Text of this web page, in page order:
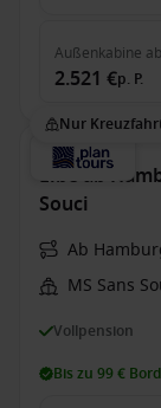
Außenkabine ab
2.521 €p. P.
Nur
Elbe ab
Souci
Ab
MS Sans
Vollpension
Bis zu 99 €